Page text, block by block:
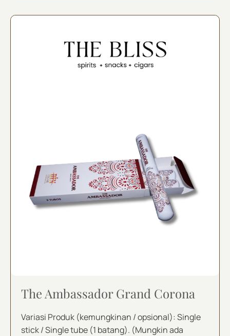
The Ambassador Grand Corona
Variasi Produk (kemungkinan / opsional): Single
stick / Single tube (1 batang). (Mungkin ada